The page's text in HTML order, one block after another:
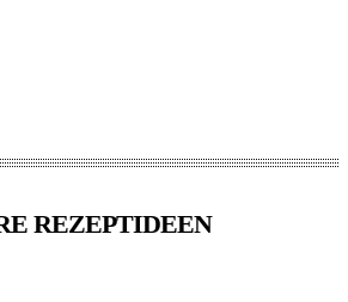
REZEPTIDEEN